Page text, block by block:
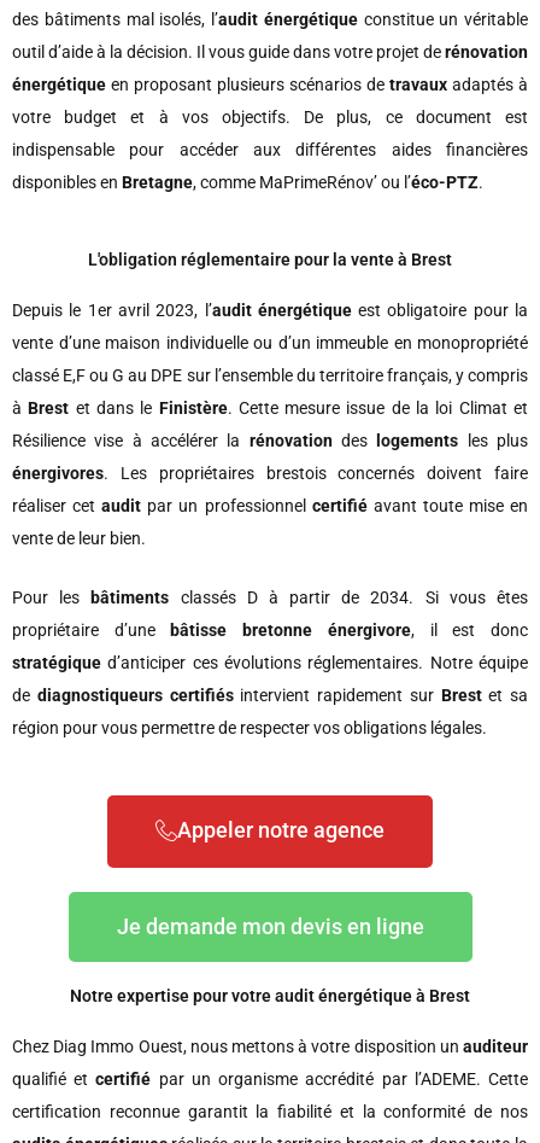
des bâtiments mal isolés, l’audit énergétiqueconstitue un véritable
outil d’aide à la décision. Il vous guide dans votre projet derénovation
énergétique en proposant plusieurs scénarios de travaux adaptés à
votre budget et à vos objectifs. De plus, ce document est
indispensable pour accéder aux différentes aides financières
disponibles en Bretagne, comme MaPrimeRénov’ ou l’éco-PTZ.
L'obligation réglementaire pour la vente à Brest
Depuis le 1er avril 2023, l’audit énergétiqueest obligatoire pour la
vente d’une maison individuelle ou d’un immeuble en monopropriété
classé E,F ou G au DPE sur l’ensemble du territoire français, y compris
àBrest et dans le Finistère. Cette mesure issue de la loi Climat et
Résilience vise à accélérer la rénovationdes logements les plus
énergivores. Les propriétaires brestois concernés doivent faire
réaliser cetaudit par un professionnel certifiéavant toute mise en
vente de leur bien.
Pour les bâtiments classés D à partir de 2034. Si vous êtes
propriétaire d’une bâtisse bretonne énergivore, il est donc
stratégique d’anticiper ces évolutions réglementaires. Notre équipe
de diagnostiqueurs certifiésintervient rapidement sur Brestet sa
région pour vous permettre de respecter vos obligations légales.
Appeler notre agence
Je demande mon devis en ligne
Notre expertise pour votre audit énergétique à Brest
Chez Diag Immo Ouest, nous mettons à votre disposition un auditeur
qualifié etcertifié par un organisme accrédité par l’ADEME. Cette
certification reconnue garantit la fiabilité et la conformité de nos